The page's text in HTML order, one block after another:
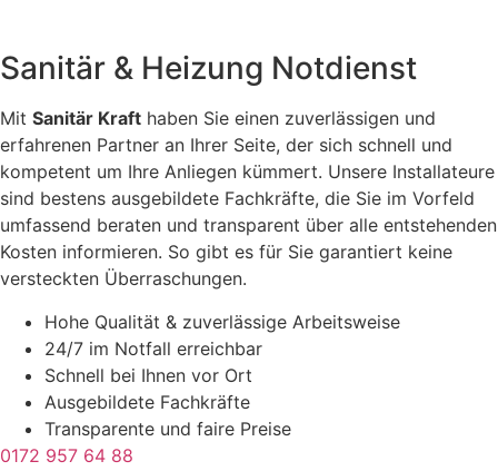
Sanitär & Heizung Notdienst
Mit Sanitär Kraft haben Sie einen zuverlässigen und
erfahrenen Partner an Ihrer Seite, der sich schnell und
kompetent um Ihre Anliegen kümmert. Unsere Installateure
sind bestens ausgebildete Fachkräfte, die Sie im Vorfeld
umfassend beraten und transparent über alle entstehenden
Kosten informieren. So gibt es für Sie garantiert keine
versteckten Überraschungen.
Hohe Qualität & zuverlässige Arbeitsweise
24/7 im Notfall erreichbar
Schnell bei Ihnen vor Ort
Ausgebildete Fachkräfte
Transparente und faire Preise
0172 957 64 88